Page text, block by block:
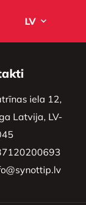
LV
iela 12,
Latvija, LV-